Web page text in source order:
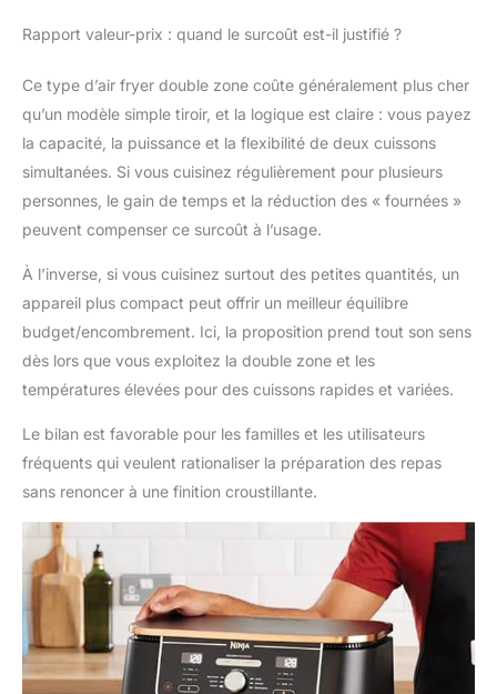
Rapport valeur-prix : quand le surcoût est-il justifié ?
Ce type d’air fryer double zone coûte généralement plus cher
qu’un modèle simple tiroir, et la logique est claire : vous payez
la capacité, la puissance et la flexibilité de deux cuissons
simultanées. Si vous cuisinez régulièrement pour plusieurs
personnes, le gain de temps et la réduction des « fournées »
peuvent compenser ce surcoût à l’usage.
À l’inverse, si vous cuisinez surtout des petites quantités, un
appareil plus compact peut offrir un meilleur équilibre
budget/encombrement. Ici, la proposition prend tout son sens
dès lors que vous exploitez la double zone et les
températures élevées pour des cuissons rapides et variées.
Le bilan est favorable pour les familles et les utilisateurs
fréquents qui veulent rationaliser la préparation des repas
sans renoncer à une finition croustillante.